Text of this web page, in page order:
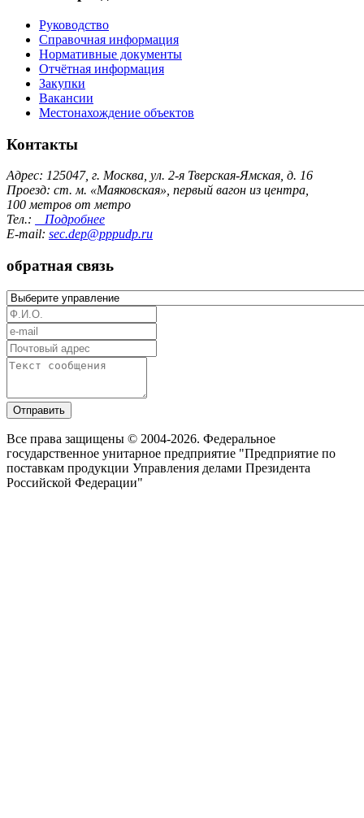
Руководство
Справочная информация
Нормативные документы
Отчётная информация
Закупки
Вакансии
Местонахождение объектов
Контакты
Адрес: 125047, г. Москва, ул. 2-я Тверская-Ямская, д. 16
Проезд: ст. м. «Маяковская», первый вагон из центра,
100 метров от метро
Тел.:
Подробнее
E-mail: sec.dep@pppudp.ru
обратная связь
Отправить
Все права защищены © 2004-2026. Федеральное
государственное унитарное предприятие "Предприятие по
поставкам продукции Управления делами Президента
Российской Федерации"